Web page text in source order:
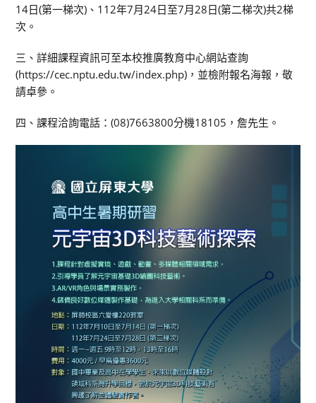
14日(第一梯次)、112年7月24日至7月28日(第二梯次)共2梯
次。
三、詳細課程資訊可至本校推廣教育中心網站查詢
(https://cec.nptu.edu.tw/index.php)，並檢附報名海報，敬
請卓參。
四、課程洽詢電話：(08)7663800分機18105，詹先生。